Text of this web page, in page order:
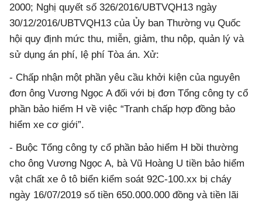
2000; Nghị quyết số 326/2016/UBTVQH13 ngày
30/12/2016/UBTVQH13 của Ủy ban Thường vụ Quốc
hội quy định mức thu, miễn, giảm, thu nộp, quản lý và
sử dụng án phí, lệ phí Tòa án. Xử:
- Chấp nhận một phần yêu cầu khởi kiện của nguyên
đơn ông Vương Ngọc A đối với bị đơn Tổng công ty cổ
phần bảo hiểm H về việc “Tranh chấp hợp đồng bảo
hiểm xe cơ giới”.
- Buộc Tổng công ty cổ phần bảo hiểm H bồi thường
cho ông Vương Ngọc A, bà Vũ Hoàng U tiền bảo hiểm
vật chất xe ô tô biển kiểm soát 92C-100.xx bị cháy
ngày 16/07/2019 số tiền 650.000.000 đồng và tiền lãi